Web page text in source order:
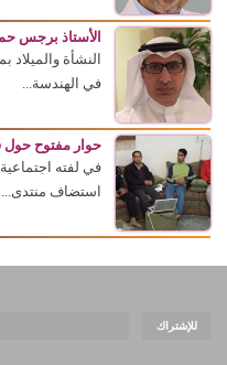
الأستاذ برجس
النشأة
في الهندسة...
حوار مفتوح حول
في لفته
استضاف منتدى...
للإشتراك